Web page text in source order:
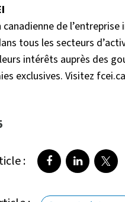
canadienne de
tous les secteurs
intérêts auprès des
exclusives. Visitez
: Partager sur
Partager